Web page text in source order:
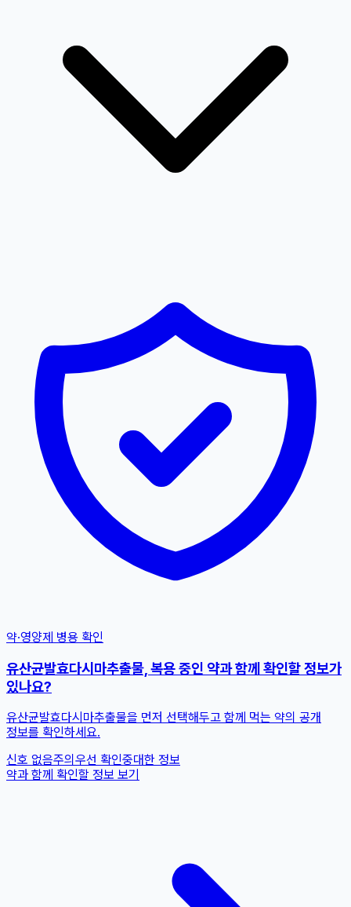
약·영양제 병용 확인
유산균발효다시마추출물, 복용 중인 약과 함께 확인할 정보가
있나요?
유산균발효다시마추출물을 먼저 선택해두고 함께 먹는 약의 공개
정보를 확인하세요.
신호 없음주의 우선 확인중대한 정보
약과 함께 확인할 정보 보기